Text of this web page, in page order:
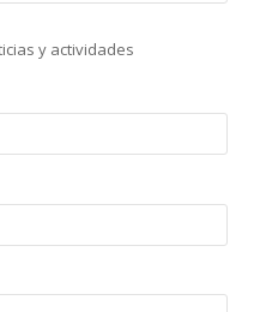
y actividades